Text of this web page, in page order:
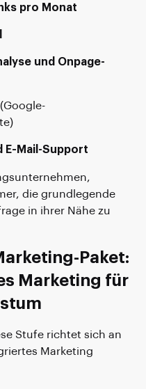
pro Monat
und Onpage-
(Google-
E-Mail-Support
die grundlegende
in ihrer Nähe zu
Paket:
Marketing für
Stufe richtet sich an
Marketing